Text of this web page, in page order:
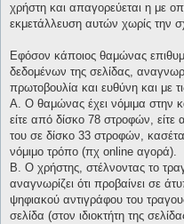
χρήστη και απαγορεύεται η με
εκμετάλλευση αυτών χωρίς την
Εφόσον κάποιος θαμώνας
δεδομένων της σελίδας,
πρωτοβουλία και ευθύνη και με
Α. Ο θαμώνας έχει νόμιμα στην
είτε από δίσκο 78 στροφών,
του σε δίσκο 33 στροφών,
νόμιμο τρόπο (πχ online αγορά).
Β. Ο χρήστης, στέλνοντας το
αναγνωρίζει ότι προβαίνει σε
ψηφιακού αντιγράφου του
σελίδα (στον ιδιοκτήτη της